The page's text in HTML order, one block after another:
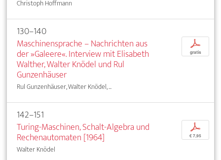
Christoph Hoffmann
130–140
Maschinensprache – Nachrichten aus
der »Galeere«. Interview mit Elisabeth
Walther, Walter Knödel und Rul
Gunzenhäuser
Rul Gunzenhäuser, Walter Knödel, ...
p
gratis
142–151
Turing-Maschinen, Schalt-Algebra und
Rechenautomaten [1964]
Walter Knödel
p
€ 7,95